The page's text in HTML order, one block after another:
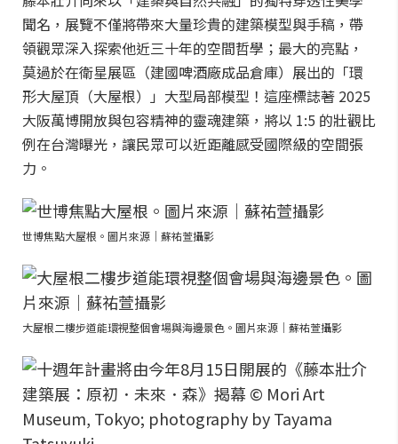
聞名，展覽不僅將帶來大量珍貴的建築模型與手稿，帶
領觀眾深入探索他近三十年的空間哲學；最大的亮點，
莫過於在衛星展區（建國啤酒廠成品倉庫）展出的「環
形大屋頂（大屋根）」大型局部模型！這座標誌著 2025
大阪萬博開放與包容精神的靈魂建築，將以 1:5 的壯觀比
例在台灣曝光，讓民眾可以近距離感受國際級的空間張
力。
世博焦點大屋根。圖片來源｜蘇祐萱攝影
大屋根二樓步道能環視整個會場與海邊景色。圖片來源｜蘇祐萱攝影